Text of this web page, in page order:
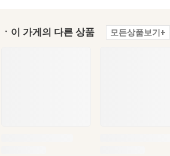
ㆍ이 가게의 다른 상품 모든상품보기+